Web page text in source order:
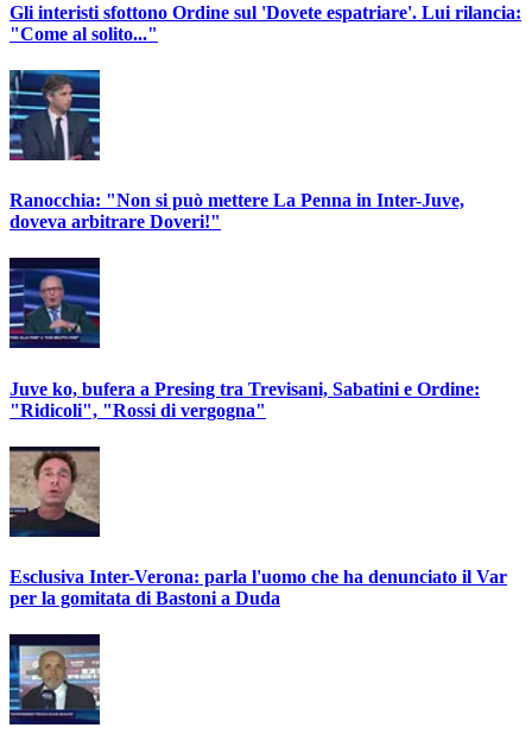
Gli interisti sfottono Ordine sul 'Dovete espatriare'. Lui rilancia:
"Come al solito..."
Ranocchia: "Non si può mettere La Penna in Inter-Juve,
doveva arbitrare Doveri!"
Juve ko, bufera a Presing tra Trevisani, Sabatini e Ordine:
"Ridicoli", "Rossi di vergogna"
Esclusiva Inter-Verona: parla l'uomo che ha denunciato il Var
per la gomitata di Bastoni a Duda